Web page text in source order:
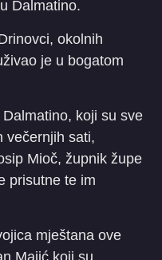
Dalmatino.
okolnih
je u bogatom
koji su sve
večernjih sati,
Mioč, župnik župe
prisutne te im
mještana ove